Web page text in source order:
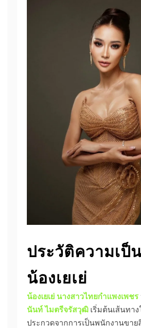
ประวัติความเป็
น้องเยเย่
น้องเยเย่ นางสาวไทยกำแพงเพชร
นันท์ ไมตรีจรัสวุฒิ เริ่มต้นเส้นทา
ประกวดจากการเป็นพนักงานขาย